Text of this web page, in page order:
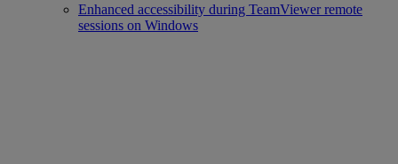
Enhanced accessibility during TeamViewer remote
sessions on Windows